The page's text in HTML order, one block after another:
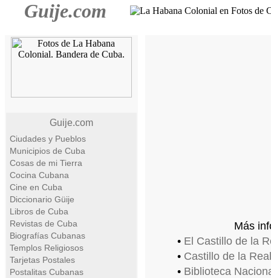
Guije.com
Guije.com
Ciudades y Pueblos
Municipios de Cuba
Cosas de mi Tierra
Cocina Cubana
Cine en Cuba
Diccionario Güije
Libros de Cuba
Revistas de Cuba
Biografías Cubanas
Templos Religiosos
Tarjetas Postales
Postalitas Cubanas
Más
• El Castillo de la
• Castillo de la
• Biblioteca